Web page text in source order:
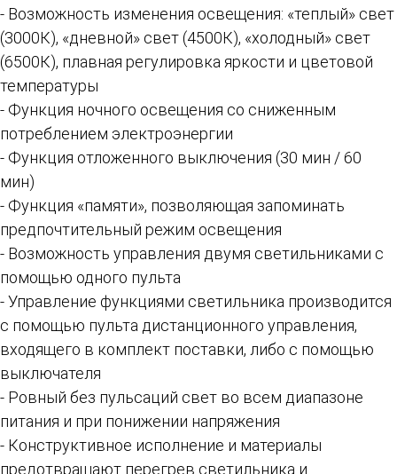
- Возможность изменения освещения: «теплый» свет
(3000К), «дневной» свет (4500К), «холодный» свет
(6500К), плавная регулировка яркости и цветовой
температуры
- Функция ночного освещения со сниженным
потреблением электроэнергии
- Функция отложенного выключения (30 мин / 60
мин)
- Функция «памяти», позволяющая запоминать
предпочтительный режим освещения
- Возможность управления двумя светильниками с
помощью одного пульта
- Управление функциями светильника производится
с помощью пульта дистанционного управления,
входящего в комплект поставки, либо с помощью
выключателя
- Ровный без пульсаций свет во всем диапазоне
питания и при понижении напряжения
- Конструктивное исполнение и материалы
предотвращают перегрев светильника и